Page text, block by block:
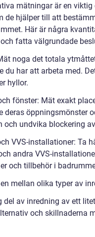
mätningar är en
de hjälper till att
Här är några
fatta välgrundade
noga det totala
du har att arbeta med.
hyllor.
fönster: Mät exakt
deras öppningsmönster
och undvika blockering
VVS-installationer: Ta
andra VVS-
och tillbehör i
mellan olika typer av
del av inredning av ett
och skillnaderna